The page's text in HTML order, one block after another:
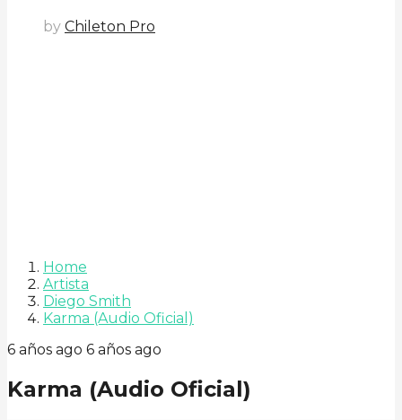
by Chileton Pro
Home
Artista
Diego Smith
Karma (Audio Oficial)
6 años ago 6 años ago
Karma (Audio Oficial)